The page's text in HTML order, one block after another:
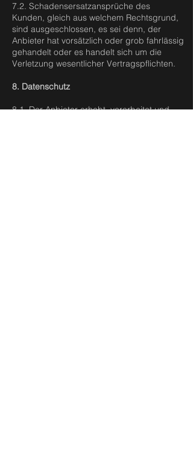
7.2. Schadensersatzansprüche des
Kunden, gleich aus welchem Rechtsgrund,
sind ausgeschlossen, es sei denn, der
Anbieter hat vorsätzlich oder grob fahrlässig
gehandelt oder es handelt sich um die
Verletzung wesentlicher Vertragspflichten.
8. Datenschutz
8.1. Der Anbieter erhebt, verarbeitet und